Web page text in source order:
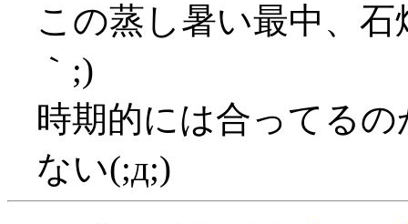
この蒸し暑い最中、
｀;)
時期的には合ってる
ない(;д;)